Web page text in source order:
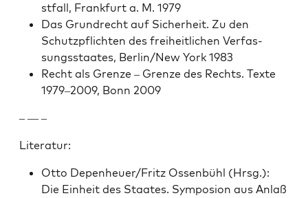
st­fall, Frank­furt a. M. 1979
Das Grun­drecht auf Sicher­heit. Zu den
Schutzpflicht­en des frei­heitlichen Ver­fas­
sungsstaates, Berlin/New York 1983
Recht als Gren­ze – Gren­ze des Rechts. Texte
1979–2009, Bonn 2009
– — –
Lit­er­atur:
Otto Depenheuer/Fritz Ossen­bühl (Hrsg.):
Die Ein­heit des Staates. Sym­po­sion aus Anlaß